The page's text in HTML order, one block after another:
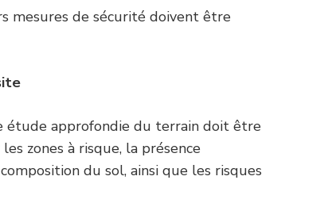
mesures de sécurité doivent être
étude approfondie du terrain doit être
zones à risque, la présence
du sol, ainsi que les risques